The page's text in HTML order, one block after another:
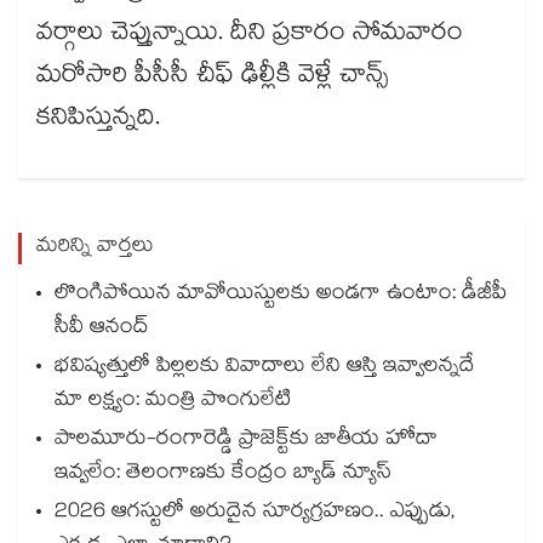
వర్గాలు చెప్తున్నాయి. దీని ప్రకారం సోమవారం
మరోసారి పీసీసీ చీఫ్ ఢిల్లీకి వెళ్లే చాన్స్​
కనిపిస్తున్నది.
మరిన్ని వార్తలు
లొంగిపోయిన మావోయిస్టులకు అండగా ఉంటాం: డీజీపీ
సీవీ ఆనంద్
భవిష్యత్తులో పిల్లలకు వివాదాలు లేని ఆస్తి ఇవ్వాలన్నదే
మా లక్ష్యం: మంత్రి పొంగులేటి
పాలమూరు-రంగారెడ్డి ప్రాజెక్ట్‎కు జాతీయ హోదా
ఇవ్వలేం: తెలంగాణకు కేంద్రం బ్యాడ్ న్యూస్
2026 ఆగస్టులో అరుదైన సూర్యగ్రహణం.. ఎప్పుడు,